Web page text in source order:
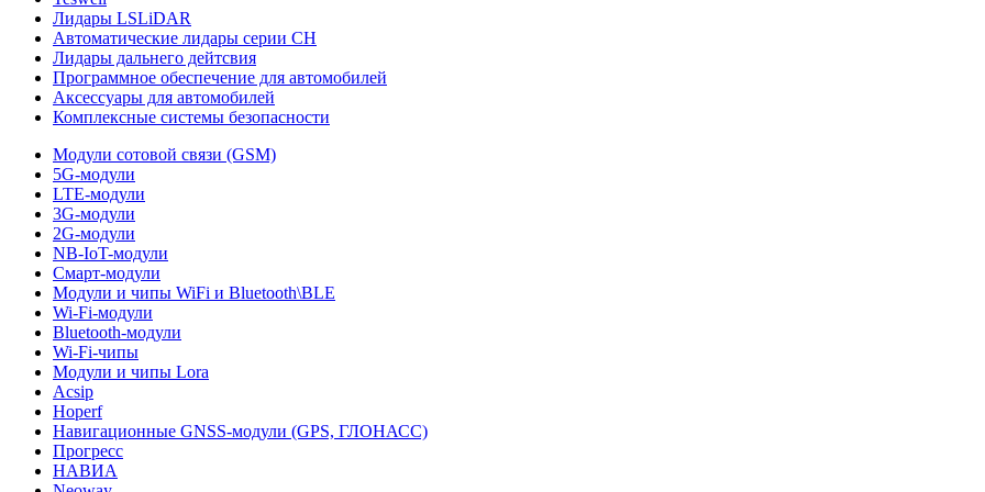
Лидары LSLiDAR
Автоматические лидары серии CH
Лидары дальнего дейтсвия
Программное обеспечение для автомобилей
Аксессуары для автомобилей
Комплексные системы безопасности
Модули сотовой связи (GSM)
5G-модули
LTE-модули
3G-модули
2G-модули
NB-IoT-модули
Смарт-модули
Модули и чипы WiFi и Bluetooth\BLE
Wi-Fi-модули
Bluetooth-модули
Wi-Fi-чипы
Модули и чипы Lora
Acsip
Hoperf
Навигационные GNSS-модули (GPS, ГЛОНАСС)
Прогресс
НАВИА